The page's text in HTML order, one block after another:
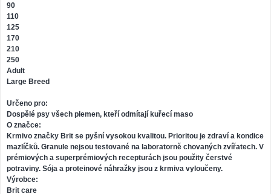
90
110
125
170
210
250
Adult
Large Breed
Určeno pro:
Dospělé psy všech plemen, kteří odmítají kuřecí maso
O značce:
Krmivo značky Brit se pyšní vysokou kvalitou. Prioritou je zdraví a kondice
mazlíčků. Granule nejsou testované na laboratorně chovaných zvířatech. V
prémiových a superprémiových recepturách jsou použity čerstvé
potraviny. Sója a proteinové náhražky jsou z krmiva vyloučeny.
Výrobce:
Brit care